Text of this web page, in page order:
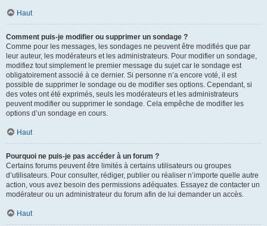
Haut
Comment puis-je modifier ou supprimer un sondage ?
Comme pour les messages, les sondages ne peuvent être modifiés que par
leur auteur, les modérateurs et les administrateurs. Pour modifier un sondage,
modifiez tout simplement le premier message du sujet car le sondage est
obligatoirement associé à ce dernier. Si personne n’a encore voté, il est
possible de supprimer le sondage ou de modifier ses options. Cependant, si
des votes ont été exprimés, seuls les modérateurs et les administrateurs
peuvent modifier ou supprimer le sondage. Cela empêche de modifier les
options d’un sondage en cours.
Haut
Pourquoi ne puis-je pas accéder à un forum ?
Certains forums peuvent être limités à certains utilisateurs ou groupes
d’utilisateurs. Pour consulter, rédiger, publier ou réaliser n’importe quelle autre
action, vous avez besoin des permissions adéquates. Essayez de contacter un
modérateur ou un administrateur du forum afin de lui demander un accès.
Haut